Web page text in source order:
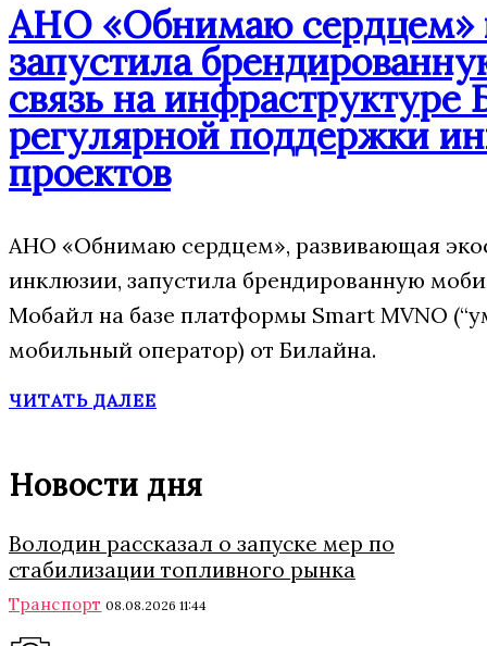
АНО «Обнимаю сердцем»
запустила
связь на инфраструктуре
регулярной поддержки
проектов
АНО «Обнимаю сердцем», развивающая
инклюзии, запустила брендированную
Мобайл на базе платформы Smart MVNO
мобильный оператор) от Билайна.
ЧИТАТЬ ДАЛЕЕ
Новости дня
Володин рассказал о запуске мер по
стабилизации топливного рынка
Транспорт 08.08.2026 11:44